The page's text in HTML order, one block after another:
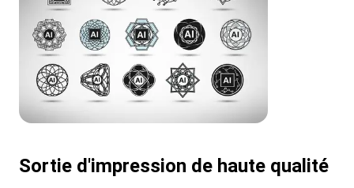
Sortie d'impression de haute qualité